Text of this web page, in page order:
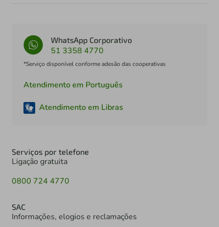
WhatsApp Corporativo
51 3358 4770
*Serviço disponível conforme adesão das cooperativas
Atendimento em Português
Atendimento em Libras
Serviços por telefone
Ligação gratuita
0800 724 4770
SAC
Informações, elogios e reclamações